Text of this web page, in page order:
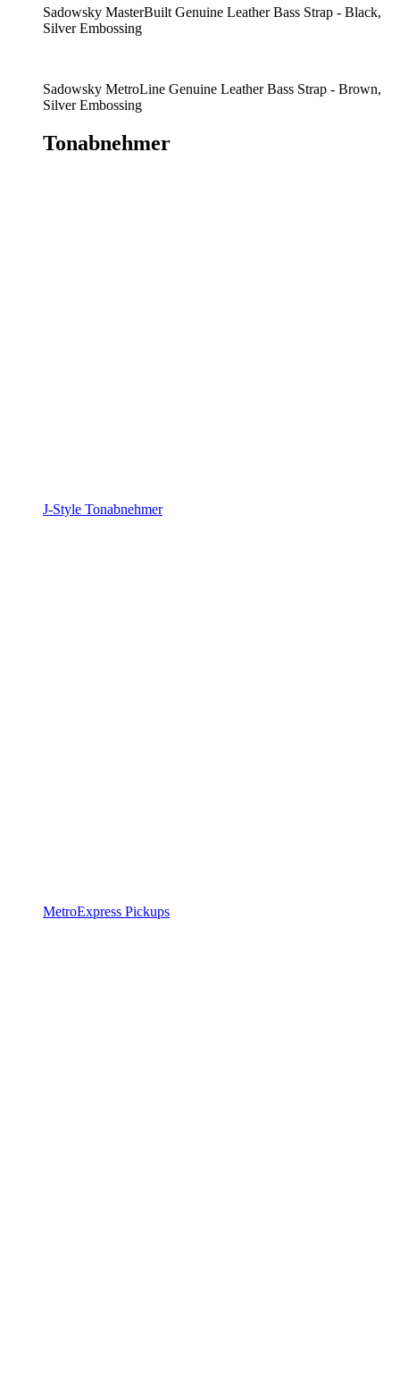
Sadowsky MasterBuilt Genuine Leather Bass Strap - Black,
Silver Embossing
Sadowsky MetroLine Genuine Leather Bass Strap - Brown,
Silver Embossing
Tonabnehmer
J-Style Tonabnehmer
MetroExpress Pickups